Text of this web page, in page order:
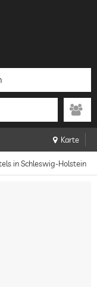
Karte
in Schleswig-Holstein